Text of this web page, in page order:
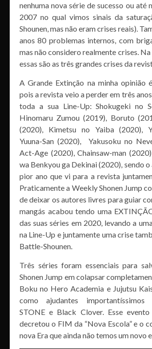
nenhuma nova série de sucesso ou até
2007 no qual vimos sinais da
Shounen, mas não eram crises reais).
anos 80 problemas internos, com
mas não considero realmente crises.
essas são as três grandes crises da
A Grande Extinção na minha opinião
pois a revista veio a perder em três
toda a sua Line-Up: Shokugeki no
Hinomaru Zumou (2019), Boruto
(2020), Kimetsu no Yaiba (2020),
Yuuna-San (2020), Yakusoku no
Act-Age (2020), Chainsaw-man
wa Benkyou ga Dekinai (2020), sendo o
pior ano que vi para a revista
Praticamente a Weekly Shonen Jump
de deixar os autores livres para guiar
mangás acabou tendo uma
das suas séries em 2020, levando a
na Line-Up e juntamente uma crise
Battle-Shounen.
Três séries foram essenciais para
Shonen Jump em colapsar
Boku no Hero Academia e Jujutsu
como ajudantes
STONE e Black Clover. Esse
decretou o FIM da “Nova Escola” e o
nova Era que ainda não temos um novo